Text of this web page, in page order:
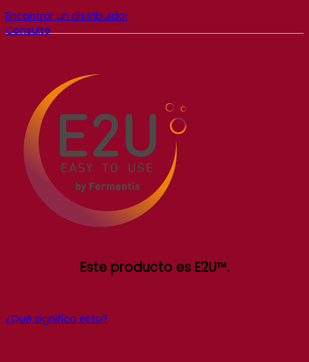
Encontrar un distribuidor
Consulte
Este producto es E2U™.
¿Qué significa esto?